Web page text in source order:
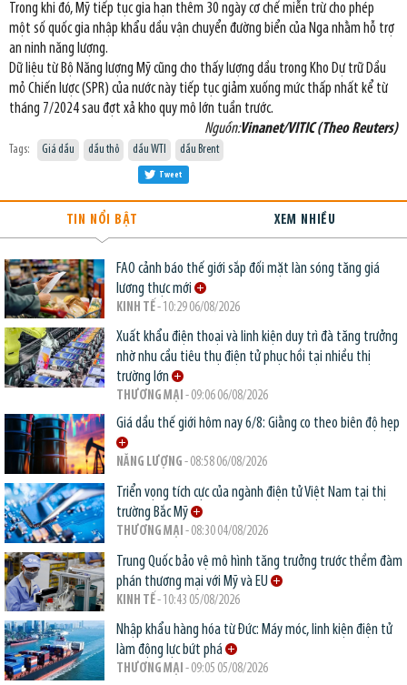
Trong khi đó, Mỹ tiếp tục gia hạn thêm 30 ngày cơ chế miễn trừ cho phép
một số quốc gia nhập khẩu dầu vận chuyển đường biển của Nga nhằm hỗ trợ
an ninh năng lượng.
Dữ liệu từ Bộ Năng lượng Mỹ cũng cho thấy lượng dầu trong Kho Dự trữ Dầu
mỏ Chiến lược (SPR) của nước này tiếp tục giảm xuống mức thấp nhất kể từ
tháng 7/2024 sau đợt xả kho quy mô lớn tuần trước.
Nguồn:Vinanet/VITIC (Theo Reuters)
Tags: Giá dầu dầu thô dầu WTI dầu Brent
Tweet
TIN NỔI BẬT XEM NHIỀU
FAO cảnh báo thế giới sắp đối mặt làn sóng tăng giá
lương thực mới
KINH TẾ- 10:29 06/08/2026
Xuất khẩu điện thoại và linh kiện duy trì đà tăng trưởng
nhờ nhu cầu tiêu thụ điện tử phục hồi tại nhiều thị
trường lớn
THƯƠNG MẠI - 09:06 06/08/2026
Giá dầu thế giới hôm nay 6/8: Giằng co theo biên độ hẹp
NĂNG LƯỢNG - 08:58 06/08/2026
Triển vọng tích cực của ngành điện tử Việt Nam tại thị
trường Bắc Mỹ
THƯƠNG MẠI - 08:30 04/08/2026
Trung Quốc bảo vệ mô hình tăng trưởng trước thềm đàm
phán thương mại với Mỹ và EU
KINH TẾ- 10:43 05/08/2026
Nhập khẩu hàng hóa từ Đức: Máy móc, linh kiện điện tử
làm động lực bứt phá
THƯƠNG MẠI - 09:05 05/08/2026